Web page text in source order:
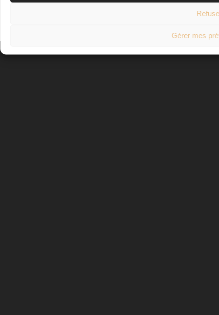
Gérer mes
© 2023 GreenMotorShop – Paris, France. Tous droits réservés.